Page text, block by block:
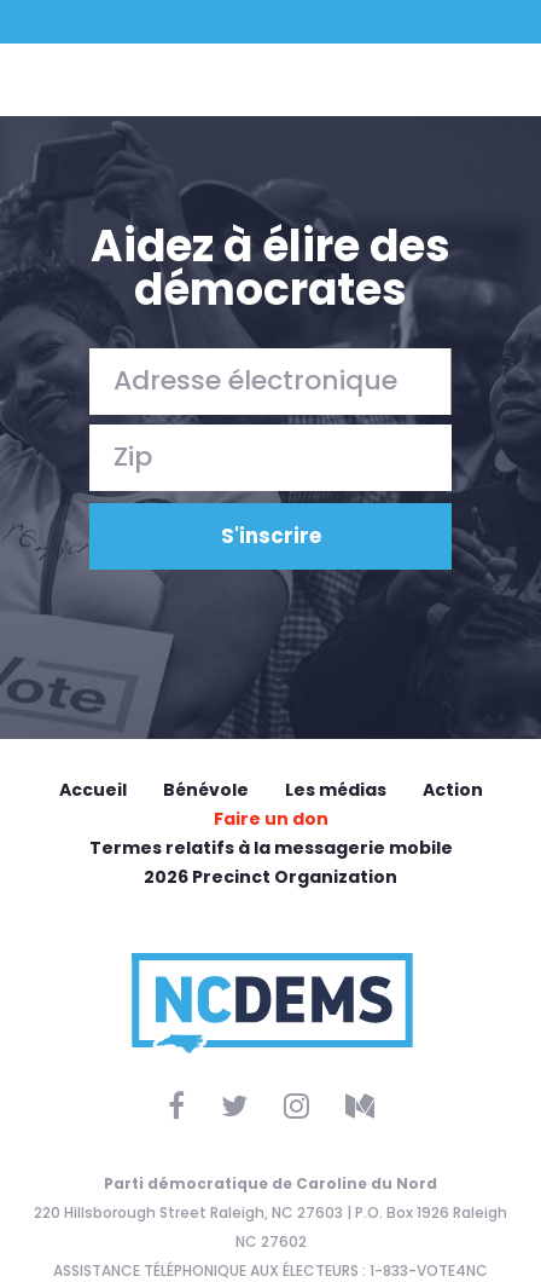
Faire un don
Aidez à élire des
démocrates
Accueil Bénévole Les médias
Action
Faire un don
Termes relatifs à la messagerie mobile
2026 Precinct Organization
Parti démocratique de Caroline du Nord
220 Hillsborough Street Raleigh, NC 27603 | P.O. Box 1926 Raleigh
NC 27602
ASSISTANCE TÉLÉPHONIQUE AUX ÉLECTEURS : 1-833-VOTE4NC